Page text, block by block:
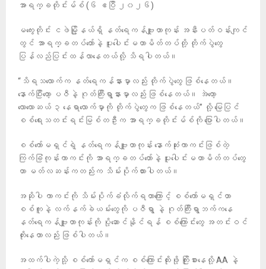
အာရက္ခတိုင်းမ်စ် (၆ ဧပြီ ၂၀၂၆)
မကွေးတိုင်း ငဖဲမြို့နယ်ရှိ နတ်ရေကန်ဗျူဟာကုန်း အနီးပတ်ဝန်းကျင်
တွင် အာရက္ခတပ်တော်နဲ့ ပူးပေါင်းမဟာမိတ်တပ်တို့ တိုက်ပွဲတွေ
ပြန်လည်ပြင်းထန်လာနေတယ်လို့ သိရပါတယ်။
“သိရသလောက်က နတ်ရေကန်နားမှာလည်း တိုက်ပွဲတွေ ဖြစ်နေတယ်။
နောက်ပြီးတော့ ပဇီနဲ့ ဂုတ်ကြီးရွာနားမှာလည်း ဖြစ်နေတယ်။ အဲတော့
လောလောဆယ် ၃ နေရာလောက်မှာကို တိုက်ပွဲတွေက ဖြစ်နေတယ်” လို့ မြေပြင်
စစ်ရေးသတင်းရင်းမြစ်တဦးက အာရက္ခတိုင်းမ်စ်ကို ပြောပါတယ်။
စစ်ကော်မရှင်ရဲ့ နတ်ရေကန်ဗျူဟာကုန်း နောက်ဆုံးကာကင်းဖြစ်တဲ့
ကြက်ခြံကုန်းကာကင်းကို အာရက္ခတပ်တော်နဲ့ ပူးပေါင်းမဟာမိတ်တပ်တွေ
ဟာ မတ်လဆန်းကတည်းက သိမ်းပိုက်ထားပါတယ်။
အဆိုပါ ကာကင်းကို သိမ်းပိုက်ခံလိုက်ရတာကြောင့် စစ်ကော်မရှင်ဟာ
စစ်ကူနဲ့ လက်နက်ခဲယမ်းတွေကို ပဇီရွာ နဲ့ ဂုတ်ကြီးရွာဘက်ကနေ
နတ်ရေကန်ဗျူဟာကုန်းကို ပို့ဆောင်နိုင်ရန် စစ်ကြောင်းတွေ အတင်းဝင်
တိုးနေတာလည်း ဖြစ်ပါတယ်။
အထက်ပါကဲ့သို့ စစ်ကော်မရှင်က စစ်ကြောင်းထိုးဖို့ ကြိုးစားနေလို့ AA နဲ့